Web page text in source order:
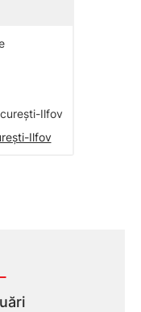
Ilfov
Ilfov